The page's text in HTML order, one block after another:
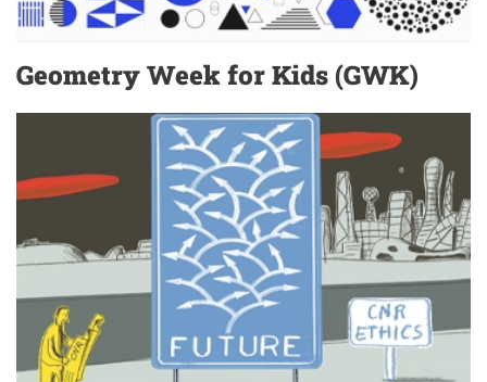
Geometry Week for Kids (GWK)